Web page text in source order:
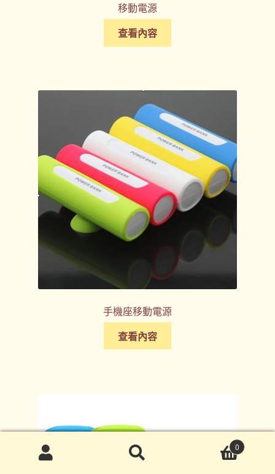
移動電源
查看內容
手機座移動電源
查看內容
0